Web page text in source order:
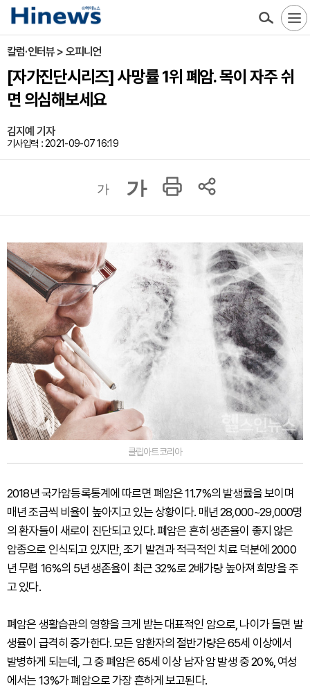
칼럼·인터뷰 > 오피니언
[자가진단시리즈] 사망률 1위 폐암. 목이 자주 쉬
면 의심해보세요
김지예 기자
기사입력 : 2021-09-07 16:19
가 가
클립아트코리아
2018년 국가암등록통계에 따르면 폐암은 11.7%의 발생률을 보이며
매년 조금씩 비율이 높아지고 있는 상황이다. 매년 28,000~29,000명
의 환자들이 새로이 진단되고 있다. 폐암은 흔히 생존율이 좋지 않은
암종으로 인식되고 있지만, 조기 발견과 적극적인 치료 덕분에 2000
년 무렵 16%의 5년 생존율이 최근 32%로 2배가량 높아져 희망을 주
고 있다.
폐암은 생활습관의 영향을 크게 받는 대표적인 암으로, 나이가 들면 발
생률이 급격히 증가한다. 모든 암환자의 절반가량은 65세 이상에서
발병하게 되는데, 그 중 폐암은 65세 이상 남자 암 발생 중 20%, 여성
에서는 13%가 폐암으로 가장 흔하게 보고된다.